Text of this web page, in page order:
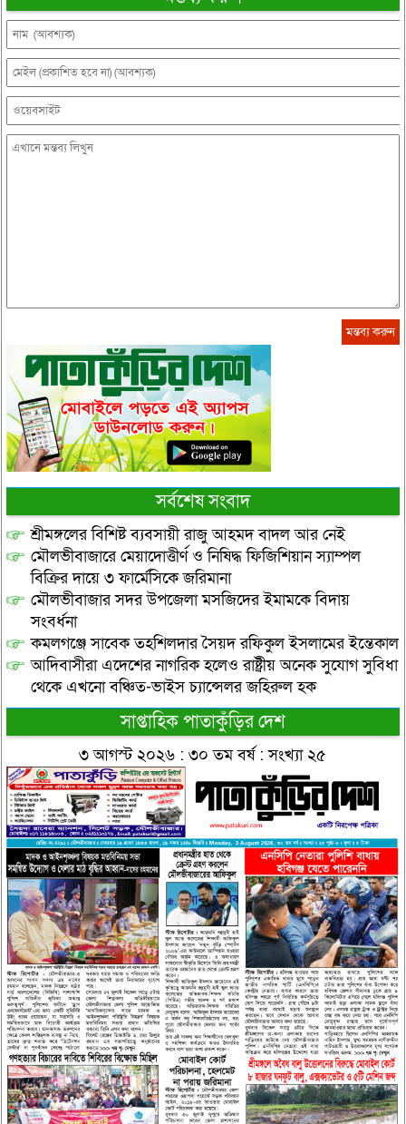
সর্বশেষ সংবাদ
শ্রীমঙ্গলের বিশিষ্ট ব্যবসায়ী রাজু আহমদ বাদল আর নেই
মৌলভীবাজারে মেয়াদোত্তীর্ণ ও নিষিদ্ধ ফিজিশিয়ান স্যাম্পল
বিক্রির দায়ে ৩ ফার্মেসিকে জরিমানা
মৌলভীবাজার সদর উপজেলা মসজিদের ইমামকে বিদায়
সংবর্ধনা
কমলগঞ্জে সাবেক তহশিলদার সৈয়দ রফিকুল ইসলামের ইন্তেকাল
আদিবাসীরা এদেশের নাগরিক হলেও রাষ্ট্রীয় অনেক সুযোগ সুবিধা
থেকে এখনো বঞ্চিত-ভাইস চ্যান্সেলর জহিরুল হক
সাপ্তাহিক পাতাকুঁড়ির দেশ
৩ আগস্ট ২০২৬ : ৩০ তম বর্ষ : সংখ্যা ২৫